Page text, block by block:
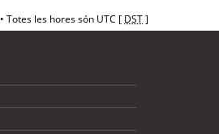
• Totes les hores són UTC [ DST]